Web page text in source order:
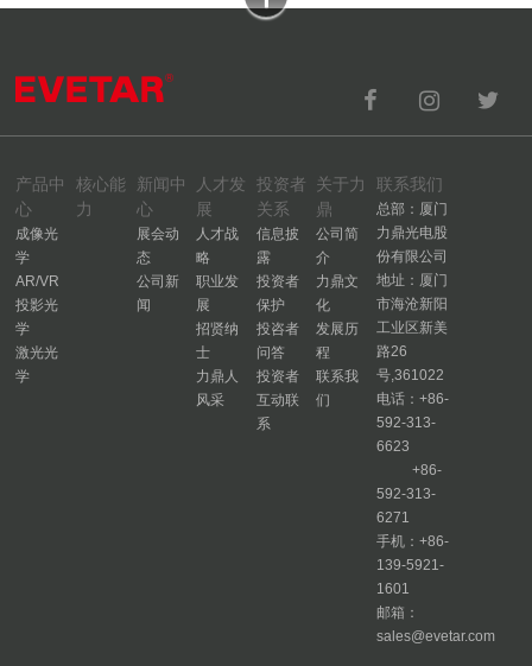
产品中
心
成像光
学
AR/VR
投影光
学
激光光
学
核心能
力
新闻中
心
展会动
态
公司新
闻
人才发
展
人才战
略
职业发
展
招贤纳
士
力鼎人
风采
投资者
关系
信息披
露
投资者
保护
投咨者
问答
投资者
互动联
系
关于力
鼎
公司简
介
力鼎文
化
发展历
程
联系我
们
联系我们
总部：厦门
力鼎光电股
份有限公司
地址：厦门
市海沧新阳
工业区新美
路26
号,361022
电话：+86-
592-313-
6623
+86-
592-313-
6271
手机：+86-
139-5921-
1601
邮箱：
sales@evetar.com